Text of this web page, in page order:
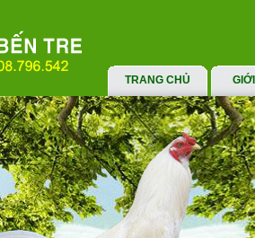
TRANG CHỦ